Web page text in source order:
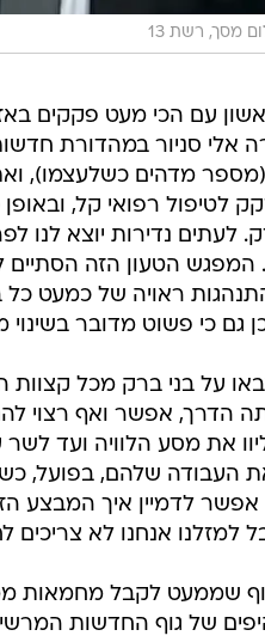
מסך, רשת 13
עם הכי מעט פקקים
(מספר מדהים
לטיפול רפואי קל,
לעתים נדירות יוצא לנו
הטעון הזה הסתיים
ראויה של כמעט כל
גם כי פשוט מדובר בשינוי
על בני ברק מכל
הדרך, אפשר ואף רצוי
את מסע הלוויה ועד
שלהם, בפועל,
לדמיין איך המבצע
אנחנו לא צריכים